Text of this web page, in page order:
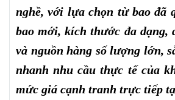
nghề, với lựa chọn từ bao đã
bao mới, kích thước đa dạng,
và nguồn hàng số lượng lớn,
nhanh nhu cầu thực tế của
mức giá cạnh tranh trực tiếp